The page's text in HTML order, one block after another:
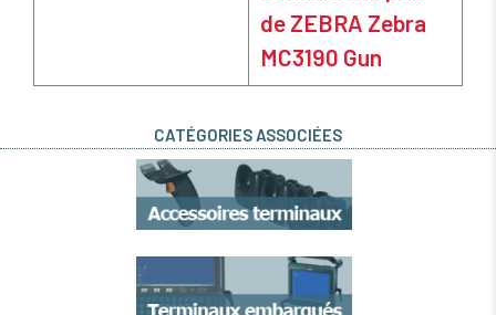
de ZEBRA Zebra
MC3190 Gun
CATÉGORIES ASSOCIÉES